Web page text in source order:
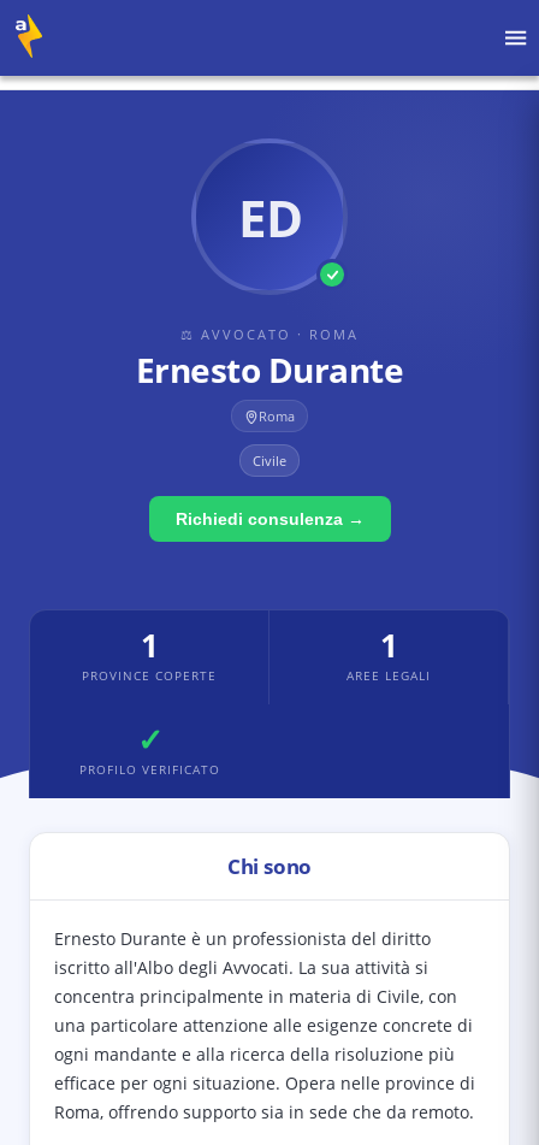
ED
⚖ AVVOCATO · ROMA
Ernesto Durante
Roma
Civile
Richiedi consulenza →
1
PROVINCE COPERTE
1
AREE LEGALI
✓
PROFILO VERIFICATO
Chi sono
Ernesto Durante è un professionista del diritto
iscritto all'Albo degli Avvocati. La sua attività si
concentra principalmente in materia di Civile, con
una particolare attenzione alle esigenze concrete di
ogni mandante e alla ricerca della risoluzione più
efficace per ogni situazione. Opera nelle province di
Roma, offrendo supporto sia in sede che da remoto.